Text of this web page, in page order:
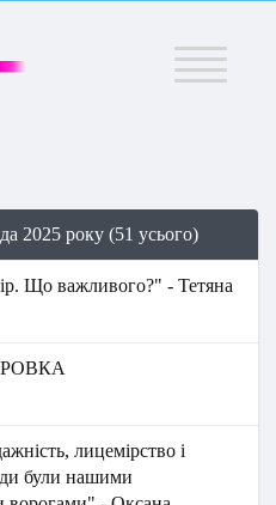
Меню
2025 року (51 усього)
Що важливого?" - Тетяна
лицемірство і
були нашими